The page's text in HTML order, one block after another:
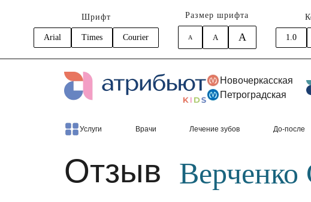
Шрифт
Arial Times Courier
Размер шрифта
A A A 1.0
Новочеркасская
Петроградская
Услуги Врачи Лечение зубов До-после
Главная
Отзыв Верченко